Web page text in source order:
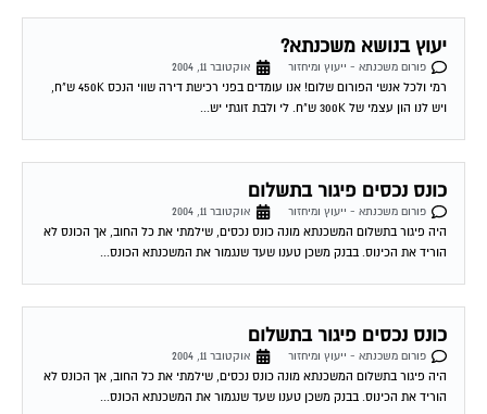
יעוץ בנושא משכנתא?
פורום משכנתא - ייעוץ ומיחזור
אוקטובר 11, 2004
רמי ולכל אנשי הפורום שלום! אנו עומדים בפני רכישת דירה שווי הנכס 450K ש"ח,
ויש לנו הון עצמי של 300K ש"ח. לי ולבת זוגתי יש...
כונס נכסים פיגור בתשלום
פורום משכנתא - ייעוץ ומיחזור
אוקטובר 11, 2004
היה פיגור בתשלום המשכנתא מונה כונס נכסים, שילמתי את כל החוב, אך הכונס לא
הוריד את הכינוס. בבנק משכן טענו שעד שנגמור את המשכנתא הכונס...
כונס נכסים פיגור בתשלום
פורום משכנתא - ייעוץ ומיחזור
אוקטובר 11, 2004
היה פיגור בתשלום המשכנתא מונה כונס נכסים, שילמתי את כל החוב, אך הכונס לא
הוריד את הכינוס. בבנק משכן טענו שעד שנגמור את המשכנתא הכונס...